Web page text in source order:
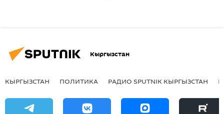
Кыргызстан
КЫРГЫЗСТАН ПОЛИТИКА РАДИО SPUTNIK КЫРГЫЗСТАН